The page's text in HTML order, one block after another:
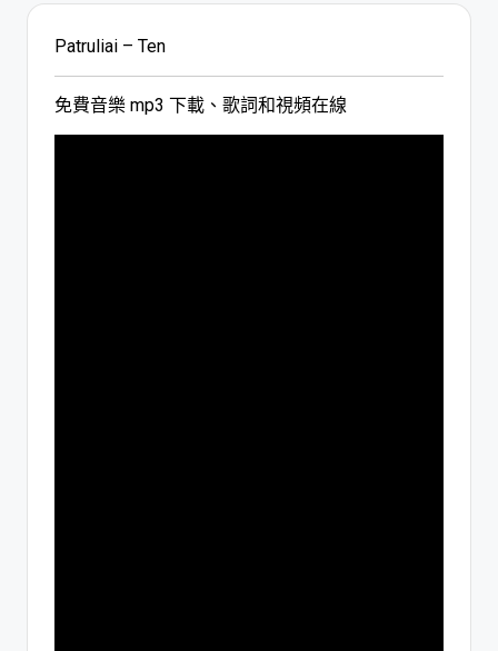
Patruliai – Ten
免費音樂 mp3 下載、歌詞和視頻在線